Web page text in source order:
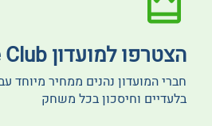
הצטרפו למועדון Escape Club
חברי המועדון נהנים ממחיר מיוחד
בלעדיים וחיסכון בכל משחק